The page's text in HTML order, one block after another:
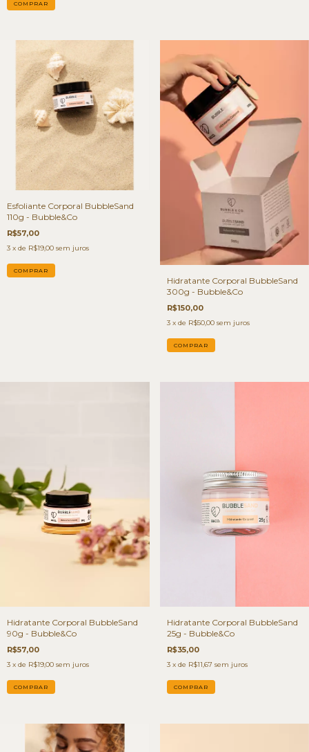
Esfoliante Corporal BubbleSand
110g - Bubble&Co
R$57,00
3 x de R$19,00 sem juros
Hidratante Corporal BubbleSand
300g - Bubble&Co
R$150,00
3 x de R$50,00 sem juros
Hidratante Corporal BubbleSand
90g - Bubble&Co
R$57,00
3 x de R$19,00 sem juros
Hidratante Corporal BubbleSand
25g - Bubble&Co
R$35,00
3 x de R$11,67 sem juros